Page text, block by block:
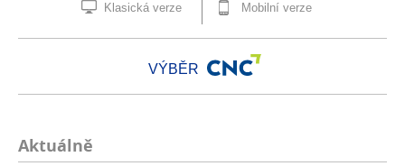
Klasická verze Mobilní verze
VÝBĚR
Aktuálně